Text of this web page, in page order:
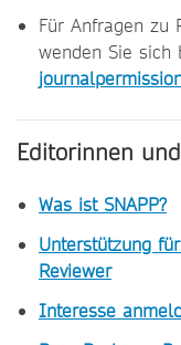
Für Anfragen zu
wenden Sie sich
Editorinnen
Was ist SNAPP?
Unterstützung
Reviewer
Interesse